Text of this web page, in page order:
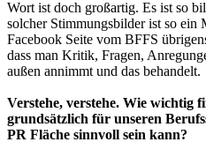
Wort ist doch großartig. Es ist so
solcher Stimmungsbilder ist so
Facebook Seite vom BFFS
dass man Kritik, Fragen,
außen annimmt und das behandelt.
Verstehe, verstehe. Wie wichtig
grundsätzlich für unseren
PR Fläche sinnvoll sein kann?